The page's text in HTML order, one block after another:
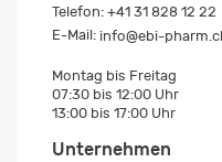
Telefon: +41 31 828 12 22
E-Mail: info@ebi-
Montag bis Freitag
07:30 bis 12:00 Uhr
13:00 bis 17:00 Uhr
Unternehmen